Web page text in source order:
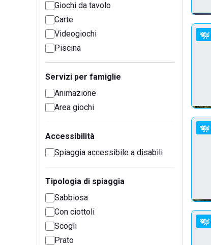
Giochi da tavolo
Carte
Videogiochi
Piscina
Servizi per famiglie
Animazione
Area giochi
Accessibilità
Spiaggia accessibile a disabili
Tipologia di spiaggia
Sabbiosa
Con ciottoli
Scogli
Prato